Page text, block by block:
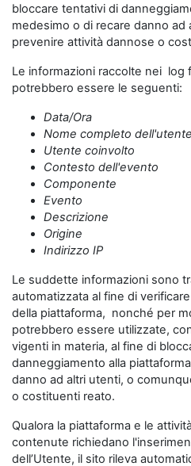
bloccare tentativi di
medesimo o di recare danno
prevenire attività dannose o
Le informazioni raccolte nei log
potrebbero essere le seguenti:
Data/Ora
Nome completo dell'utente
Utente coinvolto
Contesto dell'evento
Componente
Evento
Descrizione
Origine
Indirizzo IP
Le suddette informazioni sono
automatizzata al fine di
della piattaforma, nonché per
potrebbero essere utilizzate,
vigenti in materia, al fine di
danneggiamento alla
danno ad altri utenti, o
o costituenti reato.
Qualora la piattaforma e le
contenute richiedano
dell’Utente, il sito rileva